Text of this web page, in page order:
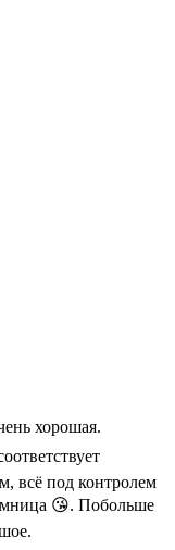
хорошая.
всё под контролем
😘. Побольше